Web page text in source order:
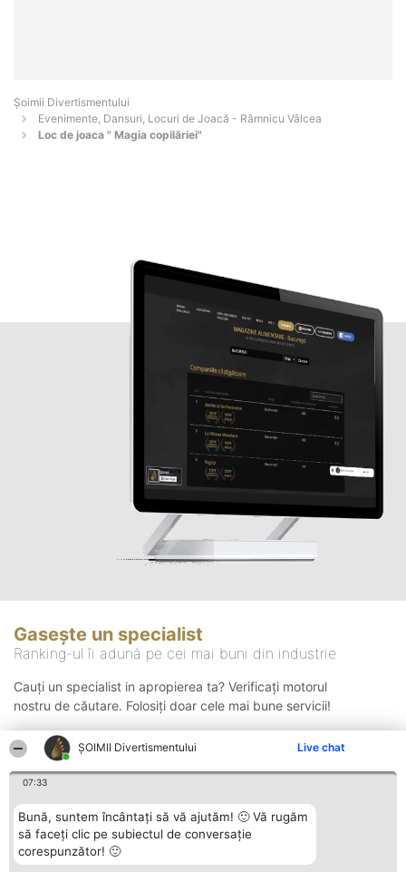
ŞOIMII Divertismentului Live chat
07:33
Bună, suntem încântați să vă ajutăm! 🙂 Vă rugăm
să faceți clic pe subiectul de conversație
corespunzător! 🙂
Şoimii Divertismentului
Evenimente, Dansuri, Locuri de Joacă - Râmnicu Vâlcea
Loc de joaca " Magia copilăriei"
Gasește un specialist
Ranking-ul îi adună pe cei mai buni din industrie
Cauți un specialist in apropierea ta? Verificați motorul
nostru de căutare. Folosiți doar cele mai bune servicii!